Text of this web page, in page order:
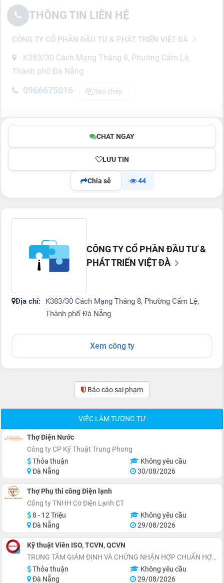
THÔNG TIN LIÊN HỆ
CÔNG TY CỔ PHẦN ĐẦU TƯ & PHÁT TRIỂN VIỆT ĐÀ
K383/30 Cách Mạng Tháng 8, Phường Cẩm Lệ,
Thành phố Đà Nẵng
0966675016 Sao chép
CHAT NGAY
LƯU TIN
Chia sẻ 44
CÔNG TY CỔ PHẦN ĐẦU TƯ &
PHÁT TRIỂN VIỆT ĐÀ
Địa chỉ:
K383/30 Cách Mạng Tháng 8, Phường Cẩm Lệ,
Thành phố Đà Nẵng
Xem công ty
Báo cáo sai phạm(0)
VIỆC LÀM TƯƠNG TỰ
Thợ Điện Nước
Công ty CP Kỹ Thuật Trung Phong
Thỏa thuận
Không yêu cầu
Đà Nẵng
30/08/2026
Thợ Phụ thi công Điện lạnh
Công ty TNHH Cơ Điện Lạnh CT
8 - 12 Triệu
Không yêu cầu
Đà Nẵng
29/08/2026
Kỹ thuật Viên ISO, TCVN, QCVN
TRUNG TÂM GIÁM ĐỊNH VÀ CHỨNG NHẬN HỢP CHUẨN HỢP QUY VIETCERT
Thỏa thuận
Không yêu cầu
Đà Nẵng
29/08/2026